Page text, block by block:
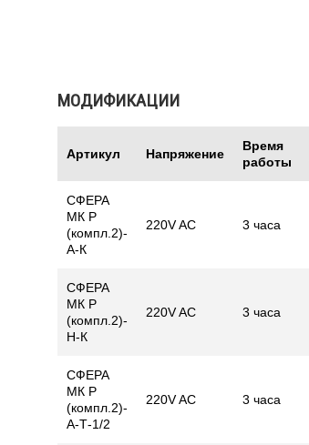
МОДИФИКАЦИИ
Артикул Напряжение
Время
работы
СФЕРА
МК Р
(компл.2)-
А-К
220V AC 3 часа
СФЕРА
МК Р
(компл.2)-
Н-К
220V AC 3 часа
СФЕРА
МК Р
(компл.2)-
А-Т-1/2
220V AC 3 часа